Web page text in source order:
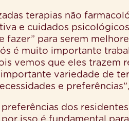
terapias não
e cuidados
fazer” para serem
é muito importante
vemos que eles trazem
variedade de
e
preferências dos